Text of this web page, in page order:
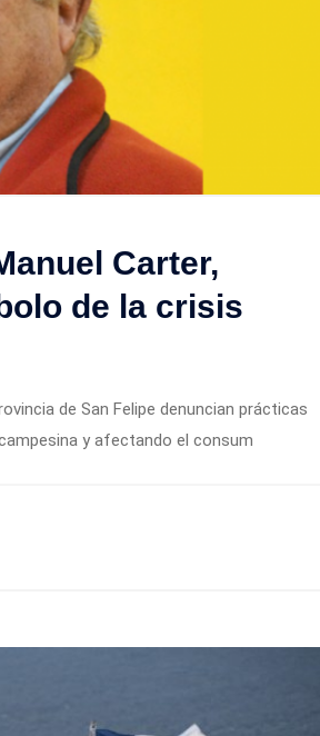
Carter,
de la crisis
de San Felipe denuncian prácticas
y afectando el consum